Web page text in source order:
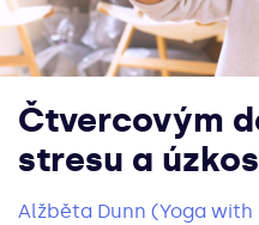
Čtvercovým
stresu a
Alžběta Dunn (Yoga with